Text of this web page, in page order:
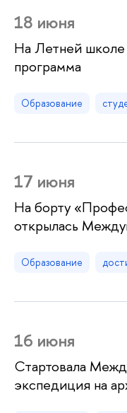
18 июня
На Летней школе
программа
Образование
17 июня
На борту
открылась
Образование
16 июня
Стартовала
экспедиция на